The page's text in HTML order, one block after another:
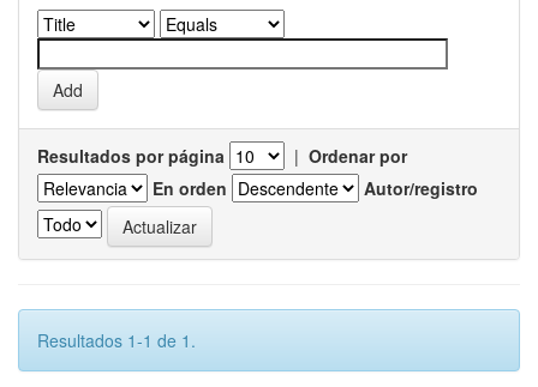
Resultados por página | Ordenar por
En orden
Autor/registro
Resultados 1-1 de 1.